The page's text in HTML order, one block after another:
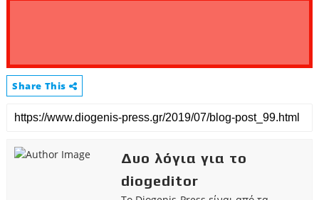
Share This
Δυο λόγια για το
diogeditor